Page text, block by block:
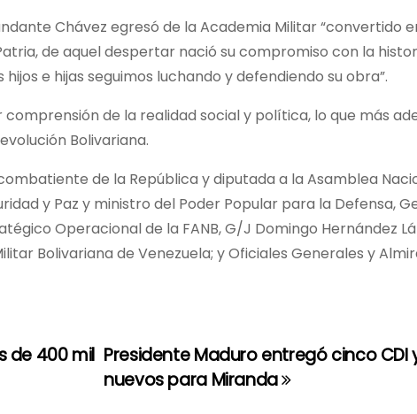
Chávez egresó de la Academia Militar “convertido
de aquel despertar nació su compromiso con la
e hijas seguimos luchando y defendiendo su obra”.
de la realidad social y política, lo que más
Bolivariana.
de la República y diputada a la Asamblea
y Paz y ministro del Poder Popular para la Defensa,
Operacional de la FANB, G/J Domingo Hernández
Bolivariana de Venezuela; y Oficiales Generales y
Presidente Maduro entregó cinco CDI
nuevos para Miranda
de 400 mil